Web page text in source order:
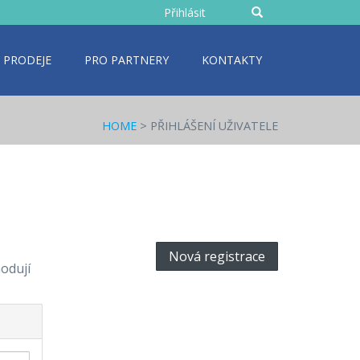
Zadejte
text
Přihlásit
PRO PARTNERY KONTAKTY
HOME > PŘIHLÁŠENÍ UŽIVATELE
Nová registrace